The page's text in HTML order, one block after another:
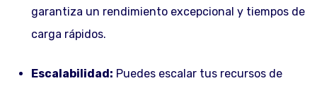
garantiza un rendimiento excepcional y tiempos de
carga rápidos.
Escalabilidad: Puedes escalar tus recursos de